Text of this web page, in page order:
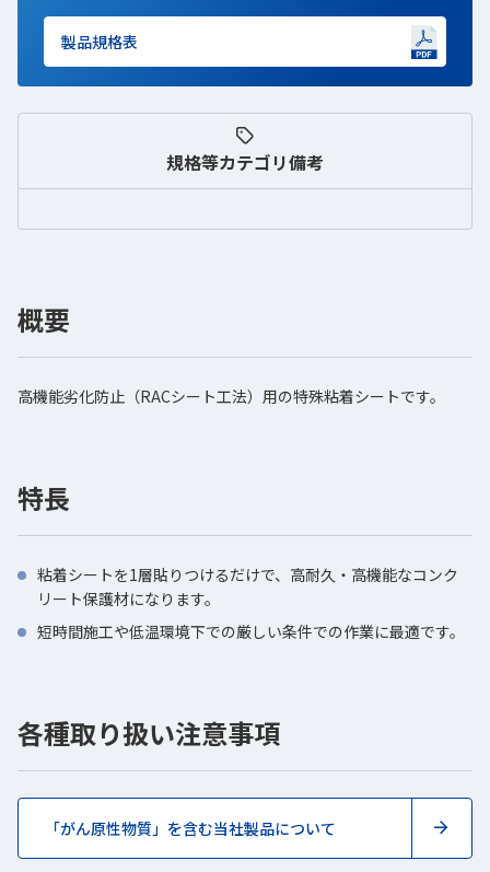
製品規格表
新しいWindowで開きます
規格等カテゴリ備考
概要
高機能劣化防止（RACシート工法）用の特殊粘着シートです。
特長
粘着シートを1層貼りつけるだけで、高耐久・高機能なコンク
リート保護材になります。
短時間施工や低温環境下での厳しい条件での作業に最適です。
各種取り扱い注意事項
「がん原性物質」を含む当社製品について